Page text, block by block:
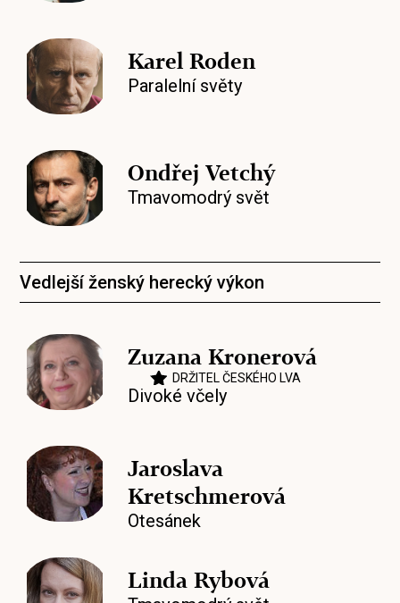
Karel Roden
Paralelní světy
Ondřej Vetchý
Tmavomodrý svět
Vedlejší ženský herecký výkon
Zuzana Kronerová
DRŽITEL ČESKÉHO LVA
Divoké včely
Jaroslava
Kretschmerová
Otesánek
Linda Rybová